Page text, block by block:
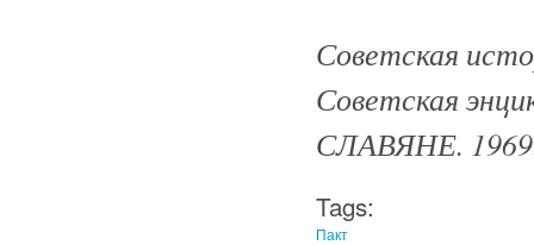
Советская
Советская
СЛАВЯНЕ.
Tags:
Пакт